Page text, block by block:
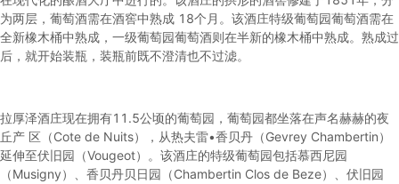
为两层，葡萄酒需在酒窖中熟成 18个月。该酒庄特级葡萄园葡萄酒需在
全新橡木桶中熟成，一级葡萄园葡萄酒则在半新的橡木桶中熟成。熟成过
后，就开始装瓶，装瓶前既不澄清也不过滤。
拉厚泽酒庄现在拥有11.5公顷的葡萄园，葡萄园都坐落在声名赫赫的夜
丘产 区（Cote de Nuits），从热夫雷•香贝丹（Gevrey Chambertin）
延伸至伏旧园（Vougeot）。该酒庄的特级葡萄园包括慕西尼园
（Musigny）、香贝丹贝日园（Chambertin Clos de Beze）、伏旧园